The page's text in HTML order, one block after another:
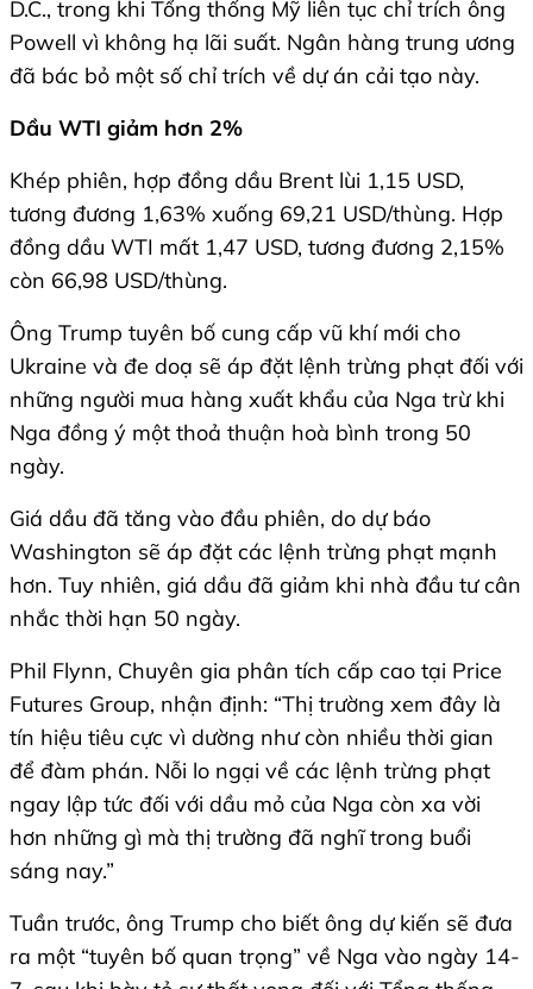
D.C., trong khi Tổng thống Mỹ liên tục chỉ trích ông
Powell vì không hạ lãi suất. Ngân hàng trung ương
đã bác bỏ một số chỉ trích về dự án cải tạo này.
Dầu WTI giảm hơn 2%
Khép phiên, hợp đồng dầu Brent lùi 1,15 USD,
tương đương 1,63% xuống 69,21 USD/thùng. Hợp
đồng dầu WTI mất 1,47 USD, tương đương 2,15%
còn 66,98 USD/thùng.
Ông Trump tuyên bố cung cấp vũ khí mới cho
Ukraine và đe doạ sẽ áp đặt lệnh trừng phạt đối với
những người mua hàng xuất khẩu của Nga trừ khi
Nga đồng ý một thoả thuận hoà bình trong 50
ngày.
Giá dầu đã tăng vào đầu phiên, do dự báo
Washington sẽ áp đặt các lệnh trừng phạt mạnh
hơn. Tuy nhiên, giá dầu đã giảm khi nhà đầu tư cân
nhắc thời hạn 50 ngày.
Phil Flynn, Chuyên gia phân tích cấp cao tại Price
Futures Group, nhận định: “Thị trường xem đây là
tín hiệu tiêu cực vì dường như còn nhiều thời gian
để đàm phán. Nỗi lo ngại về các lệnh trừng phạt
ngay lập tức đối với dầu mỏ của Nga còn xa vời
hơn những gì mà thị trường đã nghĩ trong buổi
sáng nay.”
Tuần trước, ông Trump cho biết ông dự kiến sẽ đưa
ra một “tuyên bố quan trọng” về Nga vào ngày 14-